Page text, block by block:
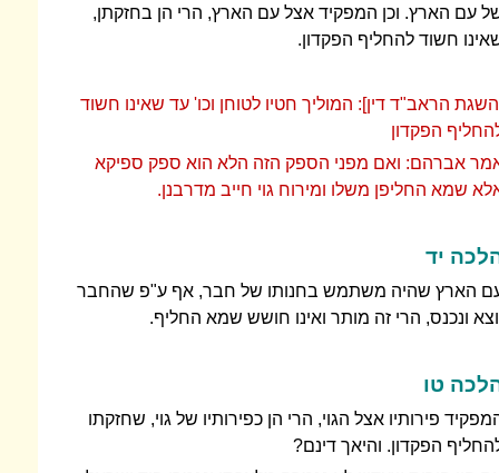
עם הארץ. וכן המפקיד אצל עם הארץ, הרי הן בחזקתן,
חשוד להחליף הפקדון.
הראב"ד דין]: המוליך חטיו לטוחן וכו' עד שאינו חשוד
הפקדון
אברהם: ואם מפני הספק הזה הלא הוא ספק ספיקא
שמא החליפן משלו ומירוח גוי חייב מדרבנן.
יד
הארץ שהיה משתמש בחנותו של חבר, אף ע"פ שהחבר
ונכנס, הרי זה מותר ואינו חושש שמא החליף.
טו
פירותיו אצל הגוי, הרי הן כפירותיו של גוי, שחזקתו
הפקדון. והיאך דינם?